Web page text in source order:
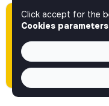
Please note this
ago (06-09-2026)
expired.
© 2026 jobs that
Click accept for the
Cookies